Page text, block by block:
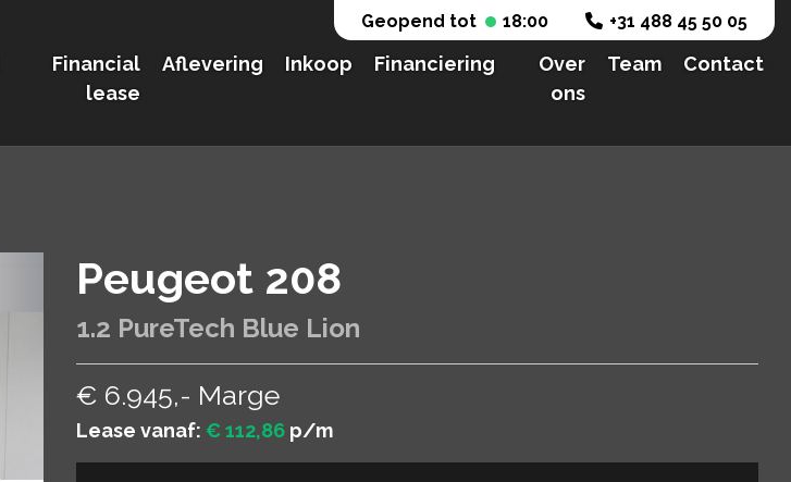
Geopend tot 18:00 +31 488 45 50 05
Financial
lease
Aflevering Inkoop Financiering
Over
ons
Team Contact
Peugeot 208
1.2 PureTech Blue Lion
€ 6.945,- Marge
Lease vanaf: € 112,86 p/m